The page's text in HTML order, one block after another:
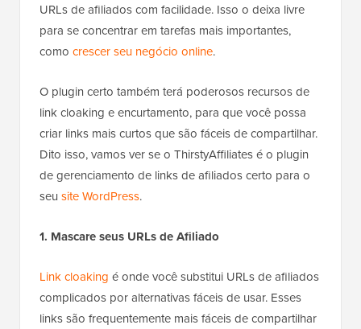
URLs de afiliados com facilidade. Isso o deixa livre
para se concentrar em tarefas mais importantes,
como crescer seu negócio online.
O plugin certo também terá poderosos recursos de
link cloaking e encurtamento, para que você possa
criar links mais curtos que são fáceis de compartilhar.
Dito isso, vamos ver se o ThirstyAffiliates é o plugin
de gerenciamento de links de afiliados certo para o
seu site WordPress.
1. Mascare seus URLs de Afiliado
Link cloaking é onde você substitui URLs de afiliados
complicados por alternativas fáceis de usar. Esses
links são frequentemente mais fáceis de compartilhar